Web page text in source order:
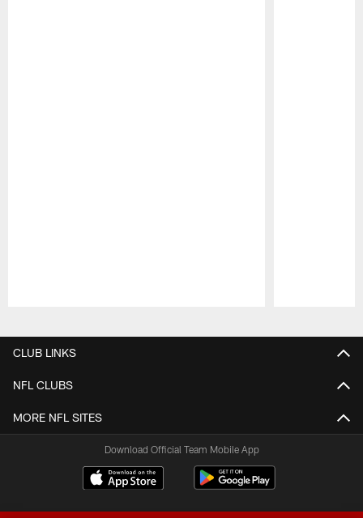
CLUB LINKS
NFL CLUBS
MORE NFL SITES
Download Official Team Mobile App